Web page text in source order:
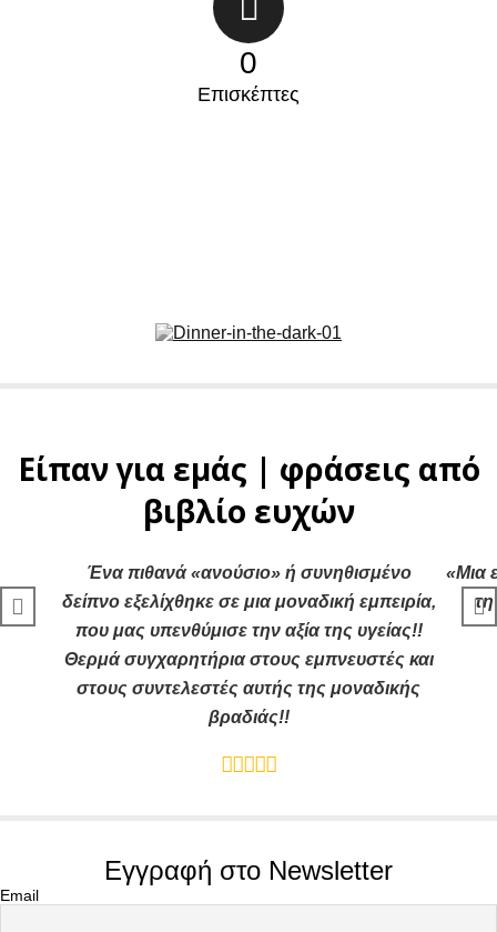
0
Επισκέπτες
Είπαν για εμάς | φράσεις από
βιβλίο ευχών
Ένα πιθανά «ανούσιο» ή συνηθισμένο
δείπνο εξελίχθηκε σε μια μοναδική εμπειρία,
που μας υπενθύμισε την αξία της υγείας!!
Θερμά συγχαρητήρια στους εμπνευστές και
στους συντελεστές αυτής της μοναδικής
βραδιάς!!
«Μια
Εγγραφή στο Newsletter
Email